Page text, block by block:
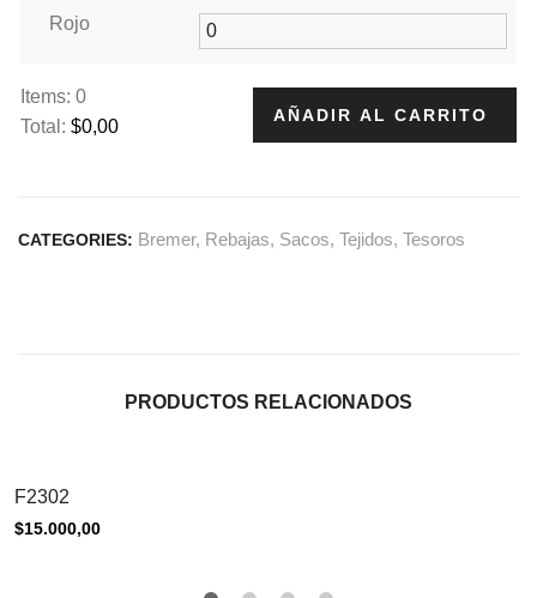
Rojo
Items: 0
Total : $0,00
e
t
AÑADIR AL CARRITO
CATEGORIES: Bremer, Rebajas, Sacos, Tejidos, Tesoros
PRODUCTOS RELACIONADOS
F2302
$15.000,00